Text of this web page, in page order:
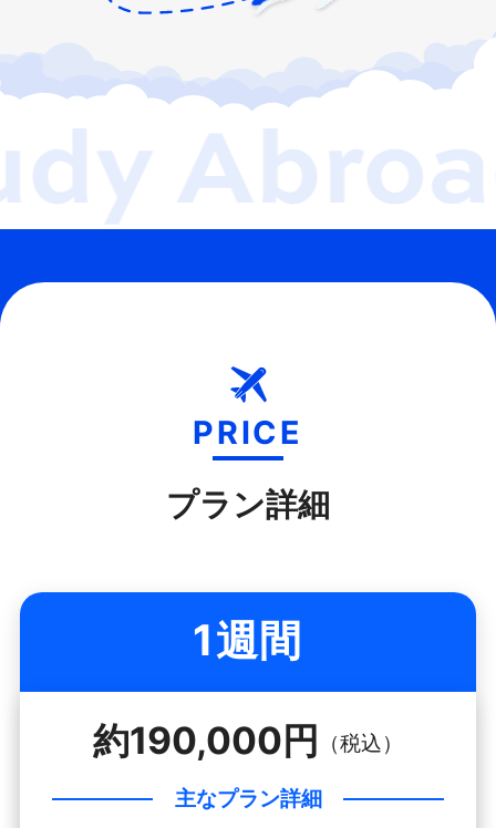
PRICE
プラン詳細
1週間
約190,000円 （税込）
主なプラン詳細